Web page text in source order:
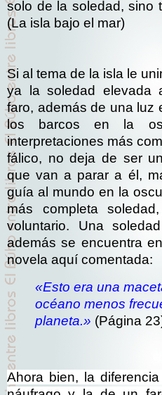
solo de la soledad, sino
(La isla bajo el mar)
Si al tema de la isla le
ya la soledad elevada
faro, además de una luz
los barcos en la
interpretaciones más
fálico, no deja de ser
que van a parar a él,
guía al mundo en la
más completa
voluntario. Una
además se encuentra
novela aquí comentada:
«Esto era una
océano menos
planeta.» (Página
Ahora bien, la